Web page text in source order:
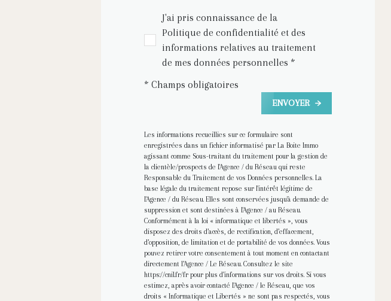
J'ai pris connaissance de la
Politique de confidentialité et des
informations relatives au traitement
de mes données personnelles *
* Champs obligatoires
ENVOYER
Les informations recueillies sur ce formulaire sont
enregistrées dans un fichier informatisé par La Boite Immo
agissant comme Sous-traitant du traitement pour la gestion de
la clientèle/prospects de l'Agence / du Réseau qui reste
Responsable du Traitement de vos Données personnelles. La
base légale du traitement repose sur l'intérêt légitime de
l'Agence / du Réseau. Elles sont conservées jusqu'à demande de
suppression et sont destinées à l'Agence / au Réseau.
Conformément à la loi « informatique et libertés », vous
disposez des droits d’accès, de rectification, d’effacement,
d’opposition, de limitation et de portabilité de vos données. Vous
pouvez retirer votre consentement à tout moment en contactant
directement l’Agence / Le Réseau. Consultez le site
https://cnil.fr/frpour plus d’informations sur vos droits. Si vous
estimez, après avoir contacté l'Agence / le Réseau, que vos
droits « Informatique et Libertés » ne sont pas respectés, vous